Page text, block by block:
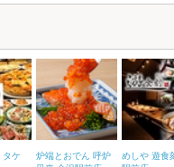
ケ
炉端とおでん 呼炉
めしや 遊食